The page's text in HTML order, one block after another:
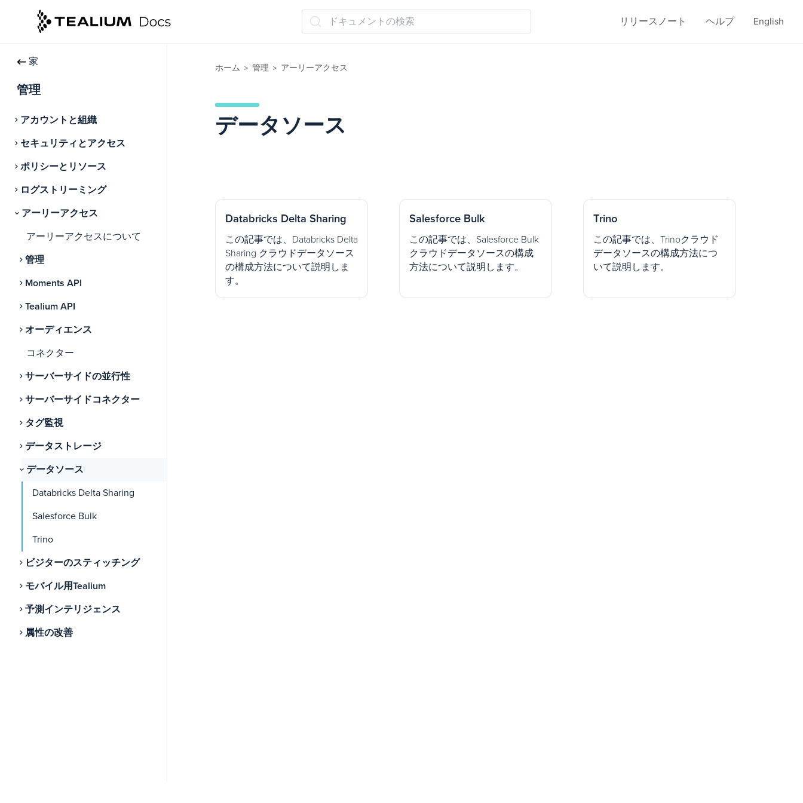
ドキュメントの検索 リリースノート ヘルプ English
家
管理
アカウントと組織
セキュリティとアクセス
ポリシーとリソース
ログストリーミング
アーリーアクセス
アーリーアクセスについて
管理
Moments API
Tealium API
オーディエンス
コネクター
サーバーサイドの並行性
サーバーサイドコネクター
タグ監視
データストレージ
データソース
Databricks Delta Sharing
Salesforce Bulk
Trino
ビジターのスティッチング
モバイル用Tealium
予測インテリジェンス
属性の改善
ホーム > 管理 > アーリーアクセス
データソース
Databricks Delta Sharing
この記事では、Databricks Delta
Sharing クラウドデータソース
の構成方法について説明しま
す。
Salesforce Bulk
この記事では、Salesforce Bulk
クラウドデータソースの構成
方法について説明します。
Trino
この記事では、Trinoクラウド
データソースの構成方法につ
いて説明します。